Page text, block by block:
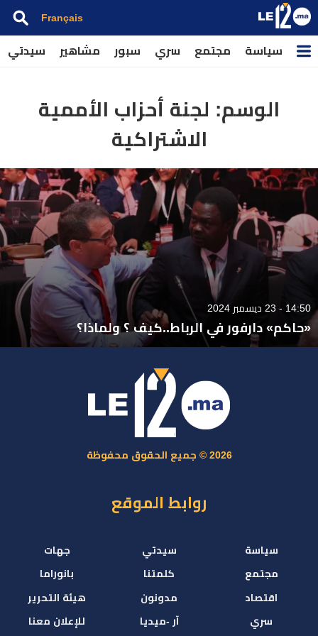
Français
سياسة مجتمع سري سبور مشاهير سيدتي
الوسم: لجنة أحزاب الأممية
الاشتراكية
14:50 - 23 ديسمبر 2024
«حاكم» دارفور في الرباط..كيف ؟ ولماذا؟
2026 © جميع الحقوق محفوظة
روابط الموقع
سياسة
مجتمع
اقتصاد
سري
سيدتي
كلمتنا
مدونون
آر -ميديا
جهات
بانوراما
هيئة التحرير
للإعلان معنا